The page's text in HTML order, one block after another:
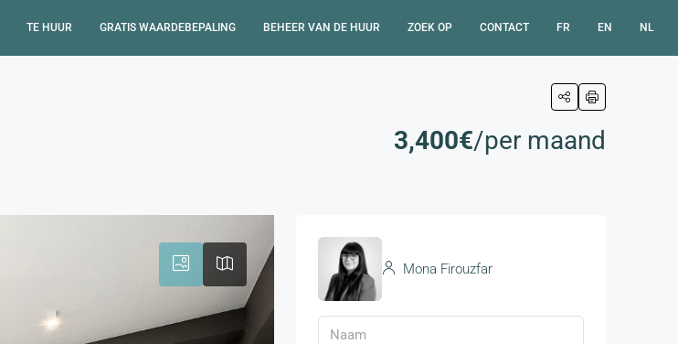
TE HUUR GRATIS WAARDEBEPALING BEHEER VAN DE HUUR ZOEK OP CONTACT FR EN NL
3,400€/per maand
Mona Firouzfar